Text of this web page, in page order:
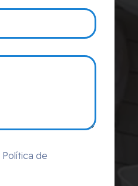
Política de